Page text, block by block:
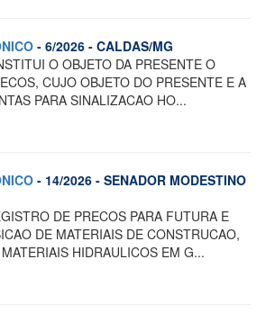
- 6/2026 - CALDAS/MG
O OBJETO DA PRESENTE O
CUJO OBJETO DO PRESENTE E A
PARA SINALIZACAO HO...
- 14/2026 - SENADOR MODESTINO
DE PRECOS PARA FUTURA E
DE MATERIAIS DE CONSTRUCAO,
HIDRAULICOS EM G...